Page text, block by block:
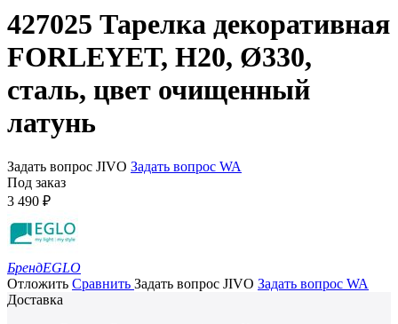
427025 Тарелка декоративная
FORLEYET, H20, Ø330,
сталь, цвет очищенный
латунь
Задать вопрос JIVO Задать вопрос WA
Под заказ
3 490 ₽
БрендEGLO
Отложить Сравнить Задать вопрос JIVO Задать вопрос WA
Доставка